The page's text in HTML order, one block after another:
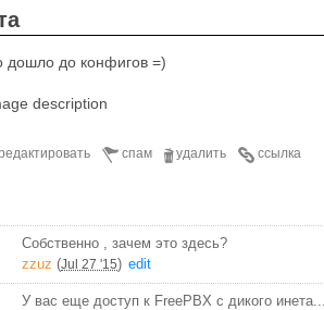
дошло до конфигов =)
ссылка
удалить
спам
Собственно , зачем это здесь?
zzuz (Jul 27 '15) edit
У вас еще доступ к FreePBX с дикого инета....